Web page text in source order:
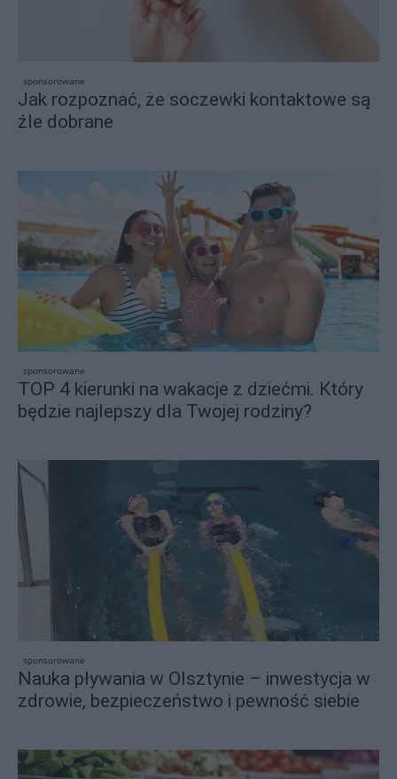
sponsorowane
Jak rozpoznać, że soczewki kontaktowe są
źle dobrane
sponsorowane
TOP 4 kierunki na wakacje z dziećmi. Który
będzie najlepszy dla Twojej rodziny?
sponsorowane
Nauka pływania w Olsztynie – inwestycja w
zdrowie, bezpieczeństwo i pewność siebie